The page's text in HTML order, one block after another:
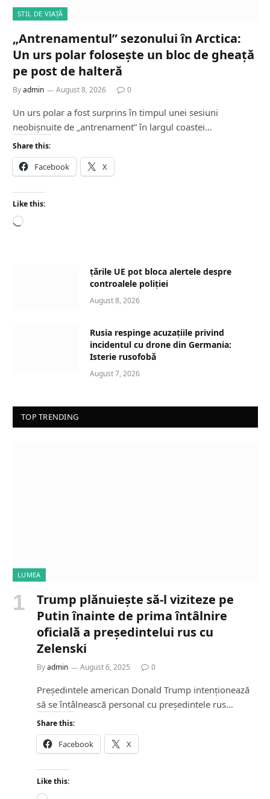
STIL DE VIAȚĂ
„Antrenamentul” sezonului în Arctica:
Un urs polar folosește un bloc de gheață
pe post de halteră
Byadmin August 8, 2026 0
Un urs polar a fost surprins în timpul unei sesiuni
neobișnuite de „antrenament” în largul coastei…
Share this:
Facebook X
Like this:
L
țările UE pot bloca alertele despre
controalele poliției
August 8, 2026
Rusia respinge acuzațiile privind
incidentul cu drone din Germania:
Isterie rusofobă
August 7, 2026
TOP TRENDING
LUMEA
Trump plănuiește să-l viziteze pe
Putin înainte de prima întâlnire
oficială a președintelui rus cu
Zelenski
Byadmin August 6, 2025 0
Președintele american Donald Trump intenționează
să se întâlnească personal cu președintele rus…
Share this:
Facebook X
Like this: